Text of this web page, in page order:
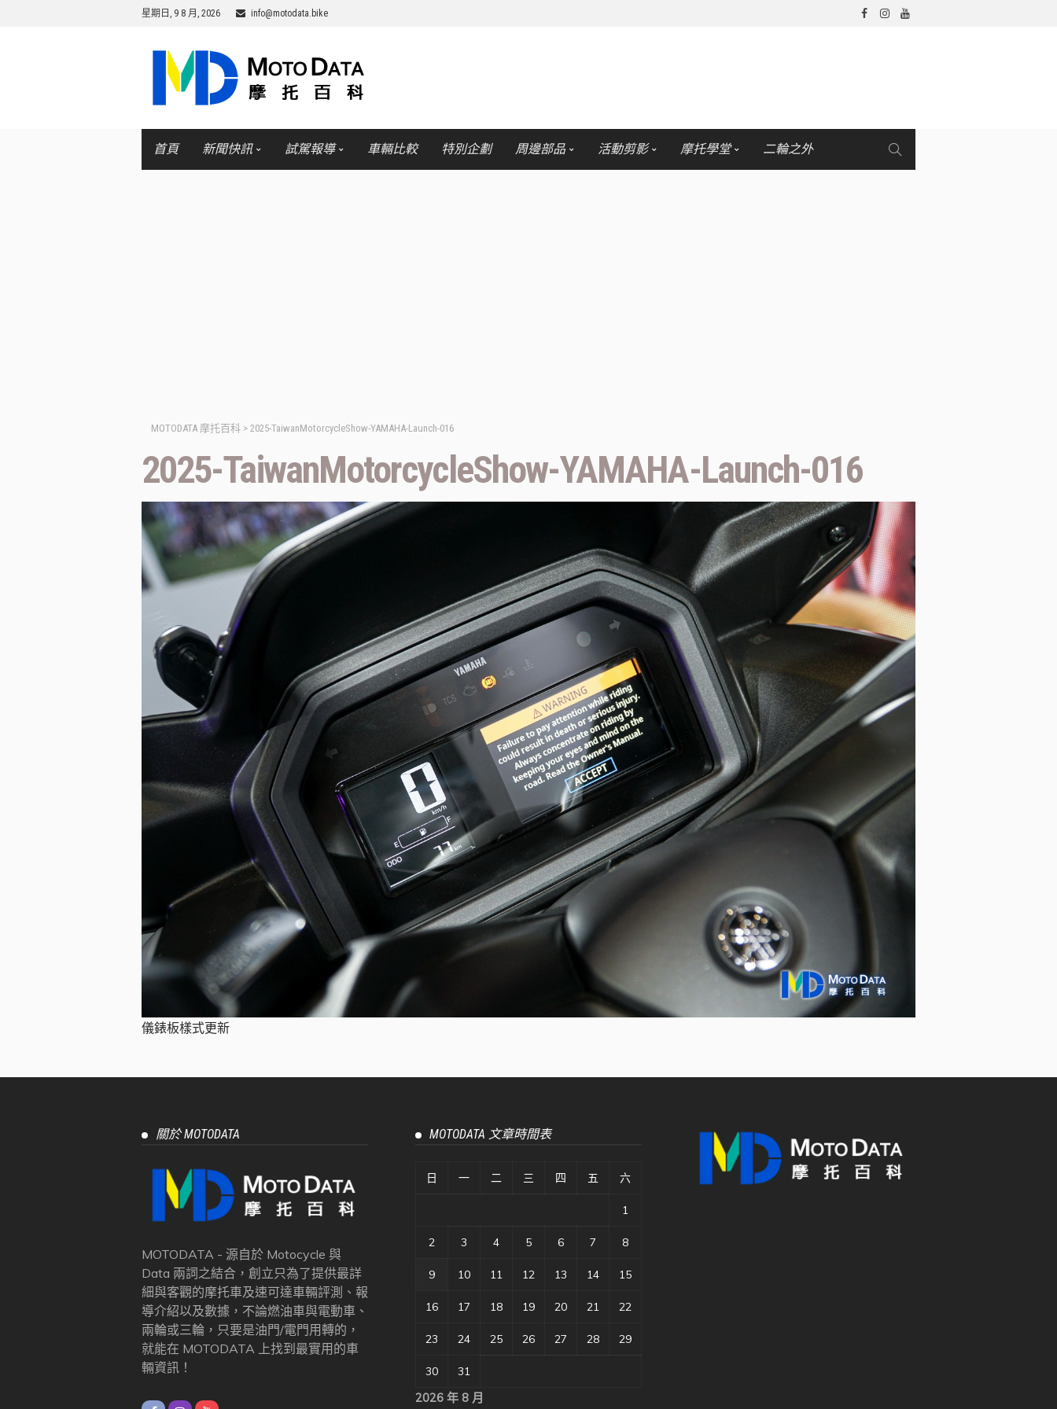
星期日, 9 8 月, 2026 info@motodata.bike
首頁 新聞快訊 試駕報導 車輛比較 特別企劃 周邊部品 活動剪影 摩托學堂 二輪之外
MOTODATA 摩托百科 > 2025-TaiwanMotorcycleShow-YAMAHA-Launch-016
2025-TaiwanMotorcycleShow-YAMAHA-Launch-016
儀錶板樣式更新
關於 MOTODATA
MOTODATA - 源自於 Motocycle 與
Data 兩詞之結合，創立只為了提供最詳
細與客觀的摩托車及速可達車輛評測、報
導介紹以及數據，不論燃油車與電動車、
兩輪或三輪，只要是油門/電門用轉的，
就能在 MOTODATA 上找到最實用的車
輛資訊！
MOTODATA 文章時間表
2026 年 8 月
日 一 二 三 四 五 六
1
2 3 4 5 6 7 8
9 10 11 12 13 14 15
16 17 18 19 20 21 22
23 24 25 26 27 28 29
30 31